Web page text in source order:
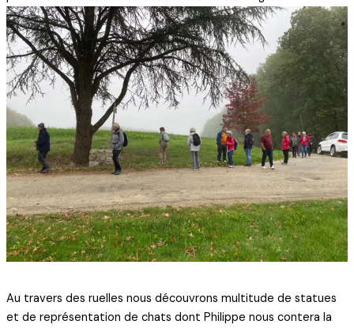
Au travers des ruelles nous découvrons multitude de statues
et de représentation de chats dont Philippe nous contera la